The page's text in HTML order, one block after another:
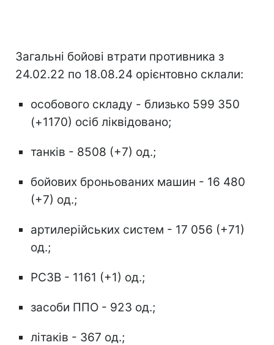
Загальні бойові втрати противника з
24.02.22 по 18.08.24 орієнтовно склали:
особового складу - близько 599 350
(+1170) осіб ліквідовано;
танків - 8508 (+7) од.;
бойових броньованих машин - 16 480
(+7) од.;
артилерійських систем - 17 056 (+71)
од.;
РСЗВ - 1161 (+1) од.;
засоби ППО - 923 од.;
літаків - 367 од.;